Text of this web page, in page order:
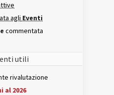
agli Eventi
commentata
utili
rivalutazione
al 2026